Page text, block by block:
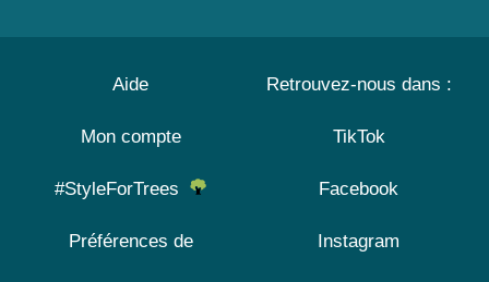
Aide
Mon compte
#StyleForTrees
Préférences de
Retrouvez-nous dans :
TikTok
Facebook
Instagram